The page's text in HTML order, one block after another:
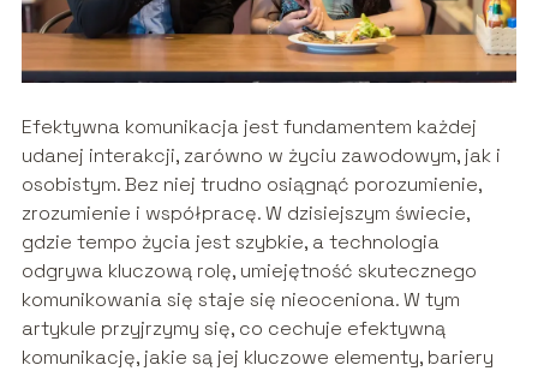
Efektywna komunikacja jest fundamentem każdej
udanej interakcji, zarówno w życiu zawodowym, jak i
osobistym. Bez niej trudno osiągnąć porozumienie,
zrozumienie i współpracę. W dzisiejszym świecie,
gdzie tempo życia jest szybkie, a technologia
odgrywa kluczową rolę, umiejętność skutecznego
komunikowania się staje się nieoceniona. W tym
artykule przyjrzymy się, co cechuje efektywną
komunikację, jakie są jej kluczowe elementy, bariery